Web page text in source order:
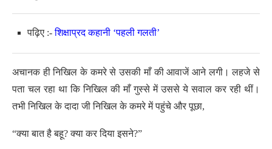
पढ़िए :-शिक्षाप्रद कहानी ‘पहली गलती’
अचानक ही निखिल के कमरे से उसकी माँ की आवाजें आने लगी। लहजे से
पता चल रहा था कि निखिल की माँ गुस्से में उससे ये सवाल कर रही थीं।
तभी निखिल के दादा जी निखिल के कमरे में पहुंचे और पूछा,
“क्या बात है बहू? क्या कर दिया इसने?”